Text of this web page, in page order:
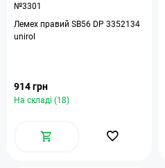
№3301
Лемех правий SB56 DP 3352134
unirol
914 грн
На складі (18)